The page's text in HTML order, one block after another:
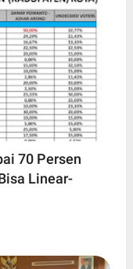
70 Persen
Linear-